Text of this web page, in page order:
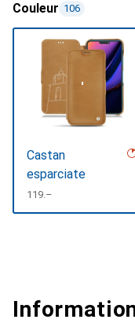
Couleur 106
Castan
esparciate
CHF
119.–